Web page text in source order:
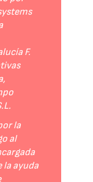
F.
la
al
la ayuda